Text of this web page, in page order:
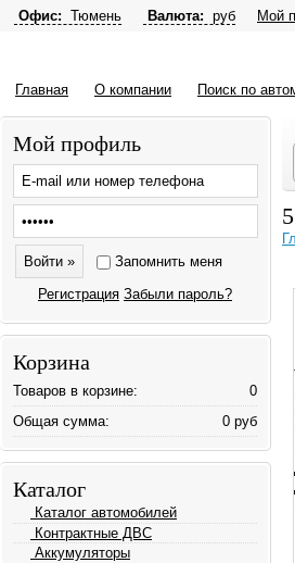
Офис: Тюмень Валюта: руб Мой
Главная О компании Поиск по
Мой профиль
Запомнить меня
Регистрация Забыли пароль?
Корзина
Товаров в корзине:
0
Общая сумма:
0 руб
Каталог
Каталог автомобилей
Контрактные ДВС
Аккумуляторы